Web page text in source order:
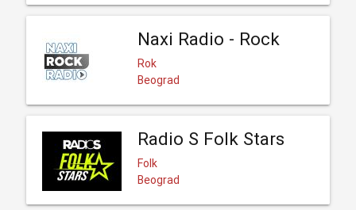
Naxi Radio - Rock
Rok
Beograd
Radio S Folk Stars
Folk
Beograd